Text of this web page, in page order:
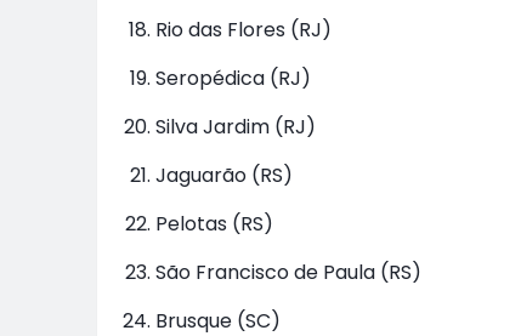
Rio das Flores (RJ)
Seropédica (RJ)
Silva Jardim (RJ)
Jaguarão (RS)
Pelotas (RS)
São Francisco de Paula (RS)
Brusque (SC)